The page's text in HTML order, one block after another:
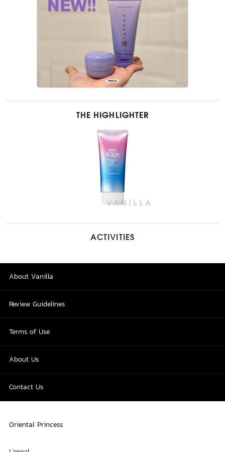
THE HIGHLIGHTER
ACTIVITIES
About Vanilla
Review Guidelines
Terms of Use
About Us
Contact Us
Oriental Princess